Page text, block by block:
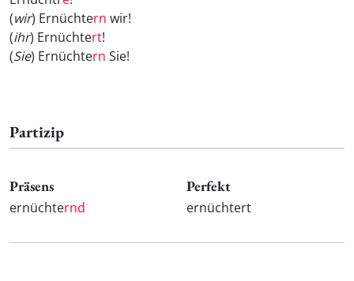
(wir) Ernüchtern wir!
(ihr) Ernüchtert!
(Sie) Ernüchtern Sie!
Partizip
Präsens
ernüchternd
Perfekt
ernüchtert